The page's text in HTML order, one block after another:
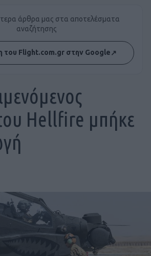
άρθρα μας στα αποτελέσματα
αναζήτησης
του Flight.com.gr στην Google↗
Hellfire μπήκε